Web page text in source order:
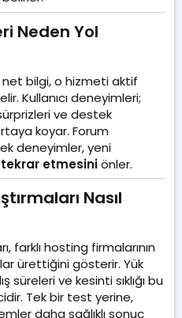
Neden Yol
net bilgi, o hizmeti aktif
Kullanıcı deneyimleri;
ve destek
koyar. Forum
deneyimler, yeni
tekrar etmesiniönler.
Nasıl
farklı hosting firmalarının
ürettiğini gösterir. Yük
süreleri ve kesinti sıklığı bu
Tek bir test yerine,
daha sağlıklı sonuç